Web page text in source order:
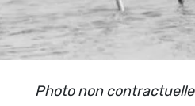
Photo non contractuelle